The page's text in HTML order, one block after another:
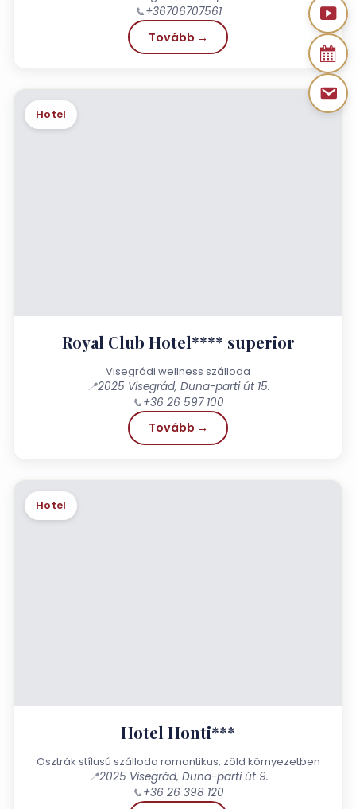
📞+36706707561
Tovább →
Hotel
Royal Club Hotel**** superior
Visegrádi wellness szálloda
📍2025 Visegrád, Duna-parti út 15.
📞+36 26 597 100
Tovább →
Hotel
Hotel Honti***
Osztrák stílusú szálloda romantikus, zöld környezetben
📍2025 Visegrád, Duna-parti út 9.
📞+36 26 398 120